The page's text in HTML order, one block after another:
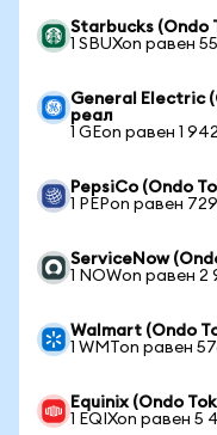
Starbucks (Ondo
1 SBUXon равен
General Electric
реал
1 GEon равен 1
PepsiCo (Ondo
1 PEPon равен
ServiceNow
1 NOWon равен 2
Walmart (Ondo
1 WMTon равен
Equinix (Ondo
1 EQIXon равен 5